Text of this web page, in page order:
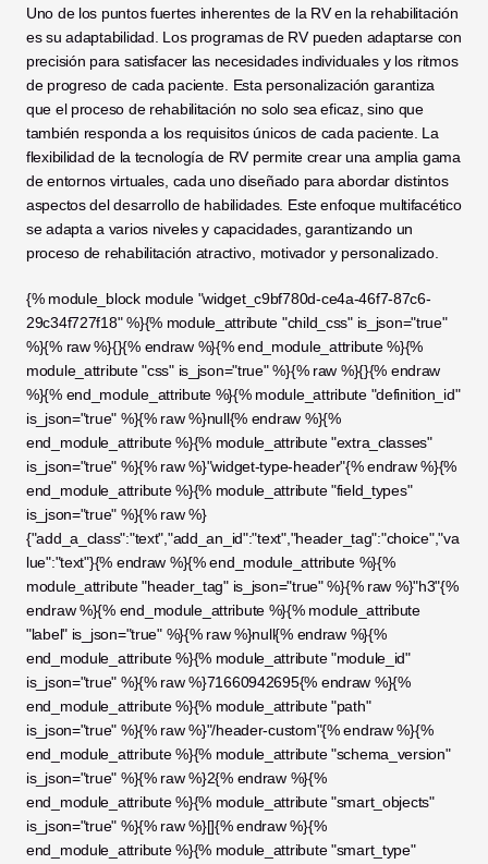
Uno de los puntos fuertes inherentes de la RV en la rehabilitación
es su adaptabilidad. Los programas de RV pueden adaptarse con
precisión para satisfacer las necesidades individuales y los ritmos
de progreso de cada paciente. Esta personalización garantiza
que el proceso de rehabilitación no solo sea eficaz, sino que
también responda a los requisitos únicos de cada paciente. La
flexibilidad de la tecnología de RV permite crear una amplia gama
de entornos virtuales, cada uno diseñado para abordar distintos
aspectos del desarrollo de habilidades. Este enfoque multifacético
se adapta a varios niveles y capacidades, garantizando un
proceso de rehabilitación atractivo, motivador y personalizado.
{% module_block module "widget_c9bf780d-ce4a-46f7-87c6-
29c34f727f18" %}{% module_attribute "child_css" is_json="true"
%}{% raw %}{}{% endraw %}{% end_module_attribute %}{%
module_attribute "css" is_json="true" %}{% raw %}{}{% endraw
%}{% end_module_attribute %}{% module_attribute "definition_id"
is_json="true" %}{% raw %}null{% endraw %}{%
end_module_attribute %}{% module_attribute "extra_classes"
is_json="true" %}{% raw %}"widget-type-header"{% endraw %}{%
end_module_attribute %}{% module_attribute "field_types"
is_json="true" %}{% raw %}
{"add_a_class":"text","add_an_id":"text","header_tag":"choice","va
lue":"text"}{% endraw %}{% end_module_attribute %}{%
module_attribute "header_tag" is_json="true" %}{% raw %}"h3"{%
endraw %}{% end_module_attribute %}{% module_attribute
"label" is_json="true" %}{% raw %}null{% endraw %}{%
end_module_attribute %}{% module_attribute "module_id"
is_json="true" %}{% raw %}71660942695{% endraw %}{%
end_module_attribute %}{% module_attribute "path"
is_json="true" %}{% raw %}"/header-custom"{% endraw %}{%
end_module_attribute %}{% module_attribute "schema_version"
is_json="true" %}{% raw %}2{% endraw %}{%
end_module_attribute %}{% module_attribute "smart_objects"
is_json="true" %}{% raw %}[]{% endraw %}{%
end_module_attribute %}{% module_attribute "smart_type"